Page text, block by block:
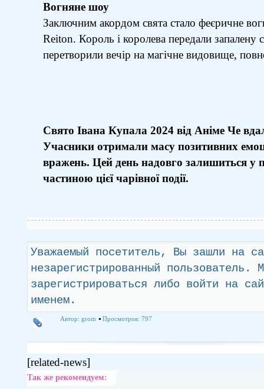
Вогняне шоу
Заключним акордом свята стало феєричне
Reiton. Король і королева передали запалену
перетворили вечір на магічне видовище,
Свято Івана Купала 2024 від Аніме Че
Учасники отримали масу позитивних
вражень. Цей день надовго залишиться у
частиною цієї чарівної події.
Уважаемый посетитель, Вы зашли на
незарегистрированный пользователь.
зарегистрироваться либо войти на
именем.
Автор: grom Просмотров: 797
[related-news]
Так же рекомендуем: